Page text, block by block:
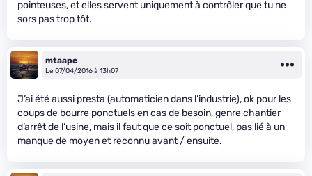
pointeuses, et elles servent uniquement à contrôler que tu ne
sors pas trop tôt.
mtaapc
Le 07/04/2016 à 13h07
J’ai été aussi presta (automaticien dans l’industrie), ok pour les
coups de bourre ponctuels en cas de besoin, genre chantier
d’arrêt de l’usine, mais il faut que ce soit ponctuel, pas lié à un
manque de moyen et reconnu avant / ensuite.